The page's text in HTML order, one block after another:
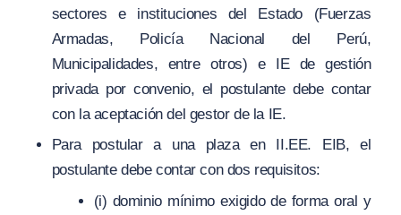
sectores e instituciones del Estado (Fuerzas
Armadas, Policía Nacional del Perú,
Municipalidades, entre otros) e IE de gestión
privada por convenio, el postulante debe contar
con la aceptación del gestor de la IE.
Para postular a una plaza en II.EE. EIB, el
postulante debe contar con dos requisitos:
(i) dominio mínimo exigido de forma oral y